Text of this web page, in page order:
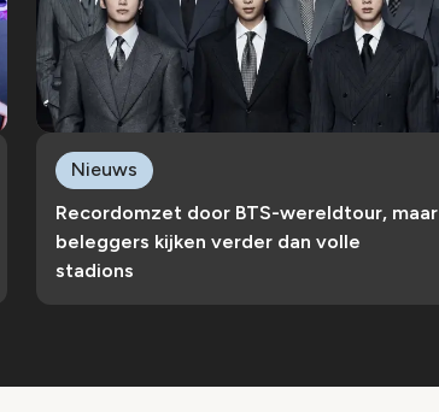
Recordomzet door BTS-wereldtour, maar
beleggers kijken verder dan volle
stadions
Nieuws